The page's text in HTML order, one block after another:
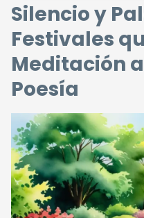
Silencio y
Festivales
Meditación
Poesía